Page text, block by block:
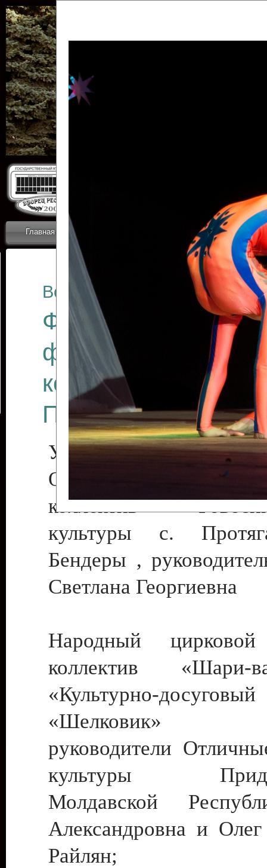
Главная Новости
ОТЧЕТЫ ГКЦ
Все отчеты
Финал
фестиваля
коллективов
Приднестровского
Участники фестиваля:
Образцовый
коллектив
культуры с.
Бендеры ,
Светлана Георгиевна
Народный цирковой
коллектив
«Культурно-
«Шелковик»
руководители
культуры
Молдавской
Александровна и
Райлян;